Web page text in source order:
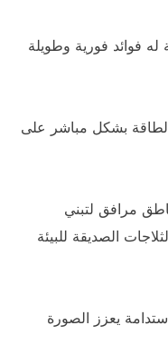
له فوائد فورية وطويلة
بشكل مباشر على
مرافق لتبني
الصديقة للبيئة
يعزز الصورة